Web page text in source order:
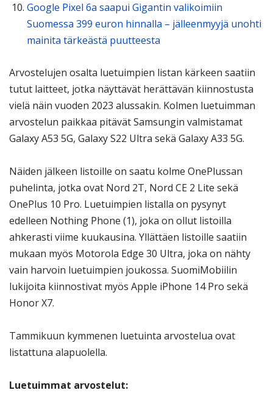
Google Pixel 6a saapui Gigantin valikoimiin
Suomessa 399 euron hinnalla – jälleenmyyjä unohti
mainita tärkeästä puutteesta
Arvostelujen osalta luetuimpien listan kärkeen saatiin
tutut laitteet, jotka näyttävät herättävän kiinnostusta
vielä näin vuoden 2023 alussakin. Kolmen luetuimman
arvostelun paikkaa pitävät Samsungin valmistamat
Galaxy A53 5G, Galaxy S22 Ultra sekä Galaxy A33 5G.
Näiden jälkeen listoille on saatu kolme OnePlussan
puhelinta, jotka ovat Nord 2T, Nord CE 2 Lite sekä
OnePlus 10 Pro. Luetuimpien listalla on pysynyt
edelleen Nothing Phone (1), joka on ollut listoilla
ahkerasti viime kuukausina. Yllättäen listoille saatiin
mukaan myös Motorola Edge 30 Ultra, joka on nähty
vain harvoin luetuimpien joukossa. SuomiMobiilin
lukijoita kiinnostivat myös Apple iPhone 14 Pro sekä
Honor X7.
Tammikuun kymmenen luetuinta arvostelua ovat
listattuna alapuolella.
Luetuimmat arvostelut: